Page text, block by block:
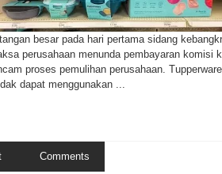
besar pada hari pertama sidang
perusahaan menunda pembayaran komisi
proses pemulihan perusahaan.
dapat menggunakan ...
Comments